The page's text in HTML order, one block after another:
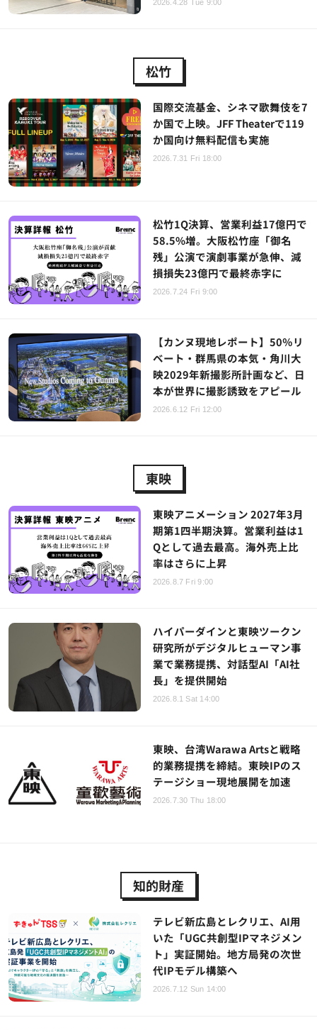
2026.4.28 Tue 9:00
松竹
国際交流基金、シネマ歌舞伎を7
か国で上映。JFF Theaterで119
か国向け無料配信も実施
2026.7.31 Fri 18:00
松竹1Q決算、営業利益17億円で
58.5%増。大阪松竹座「御名
残」公演で演劇事業が急伸、減
損損失23億円で最終赤字に
2026.7.24 Fri 9:00
【カンヌ現地レポート】50％リ
ベート・群馬県の本気・角川大
映2029年新撮影所計画など、日
本が世界に撮影誘致をアピール
2026.6.12 Fri 12:00
東映
東映アニメーション 2027年3月
期第1四半期決算。営業利益は1
Qとして過去最高。海外売上比
率はさらに上昇
2026.8.7 Fri 9:00
ハイパーダインと東映ツークン
研究所がデジタルヒューマン事
業で業務提携、対話型AI「AI社
長」を提供開始
2026.8.1 Sat 14:00
東映、台湾Warawa Artsと戦略
的業務提携を締結。東映IPのス
テージショー現地展開を加速
2026.7.30 Thu 18:00
知的財産
テレビ新広島とレクリエ、AI用
いた「UGC共創型IPマネジメン
ト」実証開始。地方局発の次世
代IPモデル構築へ
2026.7.12 Sun 14:00